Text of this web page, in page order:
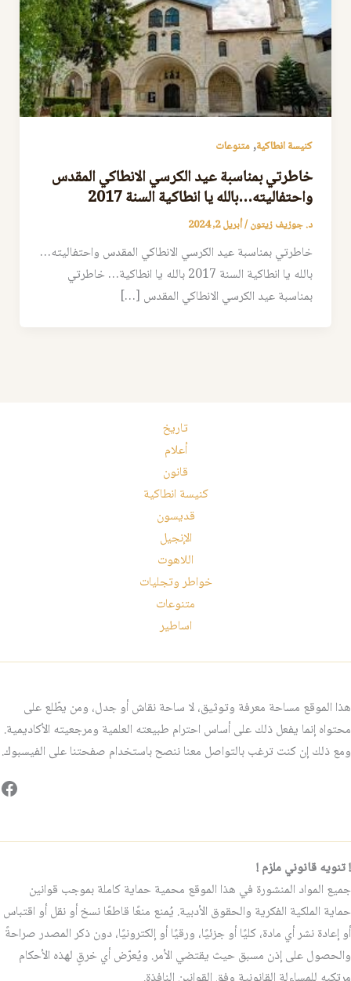
كنيسة انطاكية,متنوعات
خاطرتي بمناسبة عيد الكرسي الانطاكي المقدس
واحتفاليته…بالله يا انطاكية السنة 2017
د. جوزيف زيتون/أبريل 2, 2024
خاطرتي بمناسبة عيد الكرسي الانطاكي المقدس واحتفاليته…
بالله يا انطاكية السنة 2017 بالله يا انطاكية… خاطرتي
بمناسبة عيد الكرسي الانطاكي المقدس […]
تاريخ
أعلام
قانون
كنيسة انطاكية
قديسون
الإنجيل
اللاهوت
خواطر وتجليات
متنوعات
اساطير
هذا الموقع مساحة معرفة وتوثيق، لا ساحة نقاش أو جدل، ومن يطّلع على
محتواه إنما يفعل ذلك على أساس احترام طبيعته العلمية ومرجعيته الأكاديمية.
ومع ذلك إن كنت ترغب بالتواصل معنا ننصح باستخدام صفحتنا على الفيسبوك.
! تنويه قانوني ملزم !
جميع المواد المنشورة في هذا الموقع محمية حماية كاملة بموجب قوانين
حماية الملكية الفكرية والحقوق الأدبية. يُمنع منعًا قاطعًا نسخ أو نقل أو اقتباس
أو إعادة نشر أي مادة، كليًا أو جزئيًا، ورقيًا أو إلكترونيًا، دون ذكر المصدر صراحةً
والحصول على إذن مسبق حيث يقتضي الأمر. ويُعرّض أي خرقٍ لهذه الأحكام